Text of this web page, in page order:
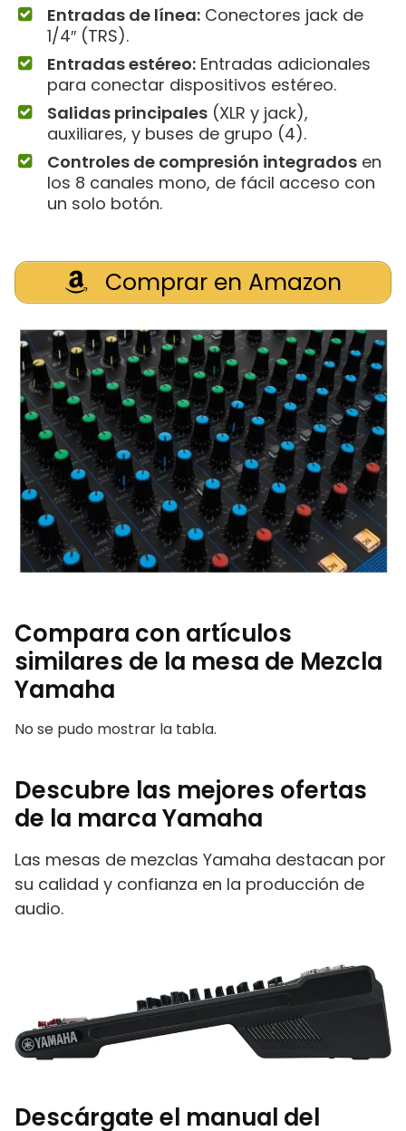
Entradas de línea: Conectores jack de
1/4″ (TRS).
Entradas estéreo: Entradas adicionales
para conectar dispositivos estéreo.
Salidas principales (XLR y jack),
auxiliares, y buses de grupo (4).
Controles de compresión integrados en
los 8 canales mono, de fácil acceso con
un solo botón.
Comprar en Amazon
Compara con artículos
similares de la mesa de Mezcla
Yamaha
No se pudo mostrar la tabla.
Descubre las mejores ofertas
de la marca Yamaha
Las mesas de mezclas Yamaha destacan por
su calidad y confianza en la producción de
audio.
Descárgate el manual del